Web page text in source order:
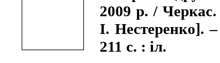
2009 р. /
І. Нестеренко].
211 с. : іл.